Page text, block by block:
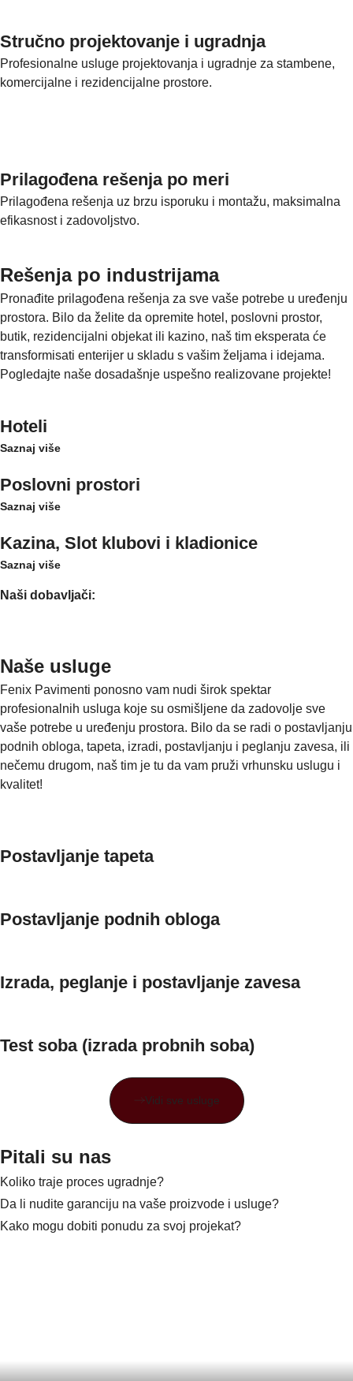
Stručno projektovanje i ugradnja
Profesionalne usluge projektovanja i ugradnje za stambene,
komercijalne i rezidencijalne prostore.
Prilagođena rešenja po meri
Prilagođena rešenja uz brzu isporuku i montažu, maksimalna
efikasnost i zadovoljstvo.
Rešenja po industrijama
Pronađite prilagođena rešenja za sve vaše potrebe u uređenju
prostora. Bilo da želite da opremite hotel, poslovni prostor,
butik, rezidencijalni objekat ili kazino, naš tim eksperata će
transformisati enterijer u skladu s vašim željama i idejama.
Pogledajte naše dosadašnje uspešno realizovane projekte!
Hoteli
Saznaj više
Poslovni prostori
Saznaj više
Kazina, Slot klubovi i kladionice
Saznaj više
Naši dobavljači:
Naše usluge
Fenix Pavimenti ponosno vam nudi širok spektar
profesionalnih usluga koje su osmišljene da zadovolje sve
vaše potrebe u uređenju prostora. Bilo da se radi o postavljanju
podnih obloga, tapeta, izradi, postavljanju i peglanju zavesa, ili
nečemu drugom, naš tim je tu da vam pruži vrhunsku uslugu i
kvalitet!
Postavljanje tapeta
Postavljanje podnih obloga
Izrada, peglanje i postavljanje zavesa
Test soba (izrada probnih soba)
Vidi sve usluge
Pitali su nas
Koliko traje proces ugradnje?
Da li nudite garanciju na vaše proizvode i usluge?
Kako mogu dobiti ponudu za svoj projekat?